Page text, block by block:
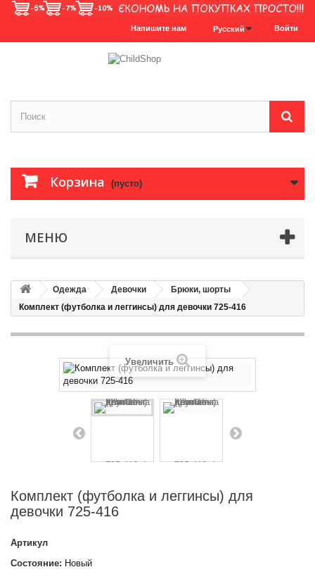
Войти
Русский
Напишите нам
Корзина (пусто)
МЕНЮ
Одежда Девочки
Брюки, шорты
Комплект (футболка и леггинсы) для девочки 725-416
Увеличить
Комплект (футболка и леггинсы) для
девочки 725-416
Артикул
Состояние: Новый